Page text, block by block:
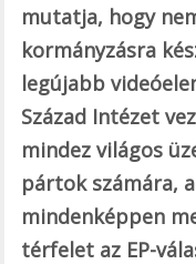
mutatja, hogy
kormányzásra
legújabb
Század Intézet
mindez világos
pártok számára,
mindenképpen
térfelet az EP-